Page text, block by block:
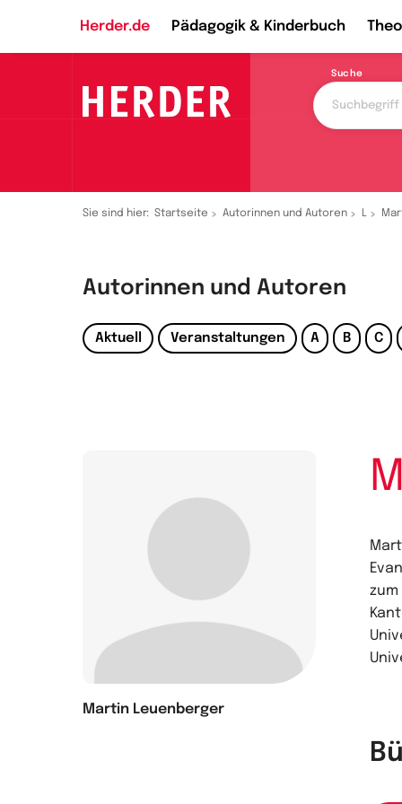
Herder.de Pädagogik & Kinderbuch
Suche
Sie sind hier: Startseite Autorinnen und Autoren L
Autorinnen und Autoren
Aktuell Veranstaltungen A B C
Martin Leuenberger
zum